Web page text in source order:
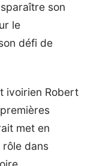
son
le
défi de
ivoirien Robert
met en
rôle dans